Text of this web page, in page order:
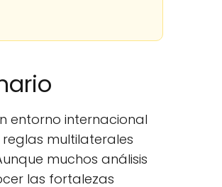
entorno internacional
multilaterales
muchos análisis
las fortalezas